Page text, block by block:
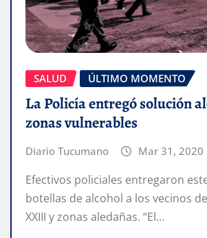
SALUD ÚLTIMO MOMENTO
La Policía entregó solución
zonas vulnerables
Diario Tucumano Mar 31, 2020
Efectivos policiales entregaron
botellas de alcohol a los vecinos
XXIII y zonas aledañas. “El…